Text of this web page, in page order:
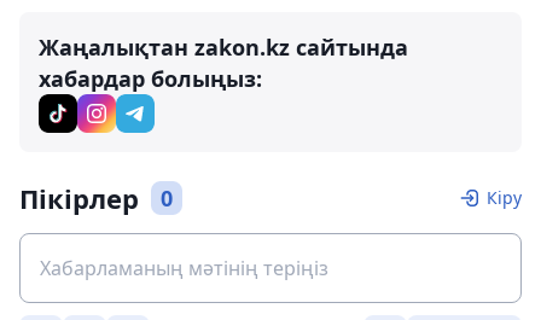
Жаңалықтан zakon.kz сайтында
хабардар болыңыз:
Пікірлер 0 Кіру